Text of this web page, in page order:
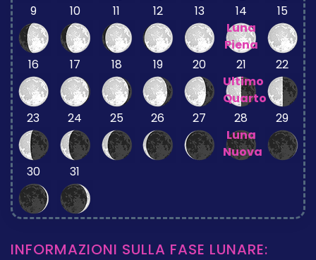
9 10 11 12 13
14
Luna
Piena
15
16 17 18 19 20
21
Ultimo
Quarto
22
23 24 25 26 27
28
Luna
Nuova
29
30 31
INFORMAZIONI SULLA FASE LUNARE: